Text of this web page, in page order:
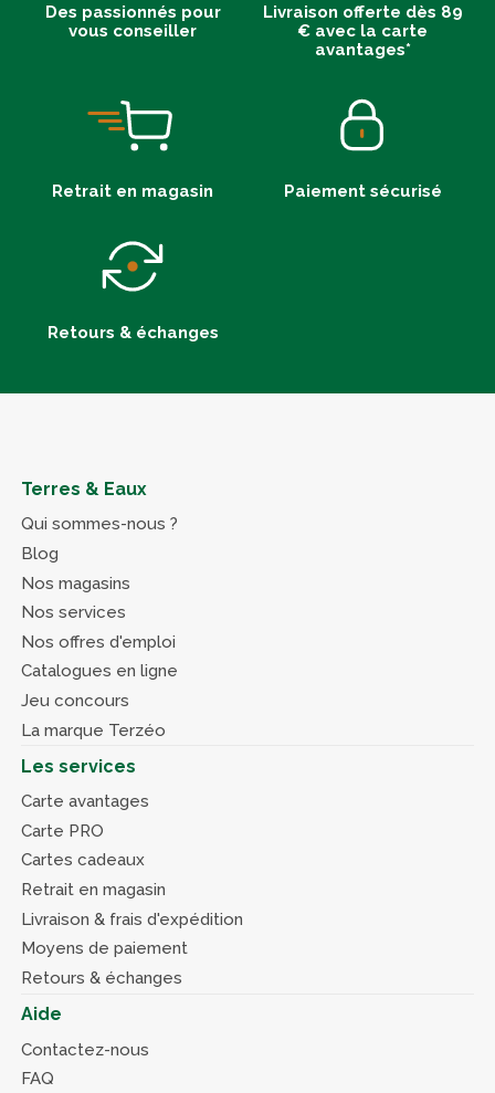
Des passionnés pour
vous conseiller
Livraison offerte dès 89
€ avec la carte
avantages*
Retrait en magasin Paiement sécurisé
Retours & échanges
Terres & Eaux
Qui sommes-nous ?
Blog
Nos magasins
Nos services
Nos offres d'emploi
Catalogues en ligne
Jeu concours
La marque Terzéo
Les services
Carte avantages
Carte PRO
Cartes cadeaux
Retrait en magasin
Livraison & frais d'expédition
Moyens de paiement
Retours & échanges
Aide
Contactez-nous
FAQ